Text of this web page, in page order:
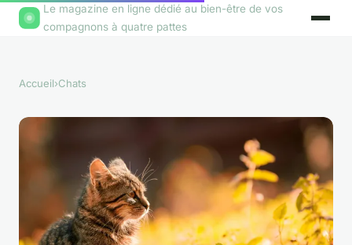
Le magazine en ligne dédié au bien-être de vos
compagnons à quatre pattes
Accueil›Chats